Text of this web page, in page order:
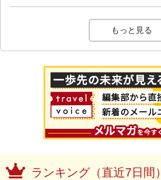
もっと見る
ランキング（直近7日間）